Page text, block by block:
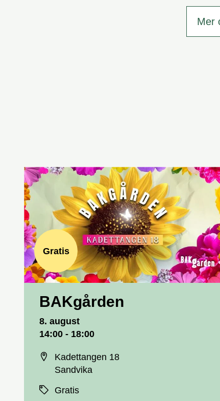
Mer
Gratis
BAKgården
8. august
14:00 - 18:00
Kadettangen 18
Sandvika
Gratis